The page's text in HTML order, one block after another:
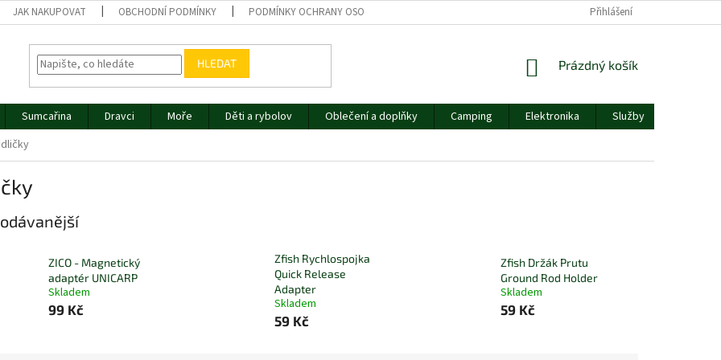
JAK NAKUPOVAT OBCHODNÍ PODMÍNKY PODMÍNKY OCHRANY OSOBNÍCH ÚDAJŮ Přihlášení
HLEDAT
NÁKUPNÍ
Prázdný košík
Sumcařina Dravci Moře Děti a rybolov Oblečení a doplňky Camping Elektronika Služby
ZICO - Magnetický
adaptér UNICARP
Skladem
99 Kč
Zfish Rychlospojka
Quick Release
Adapter
Skladem
59 Kč
Zfish Držák Prutu
Ground Rod Holder
Skladem
59 Kč